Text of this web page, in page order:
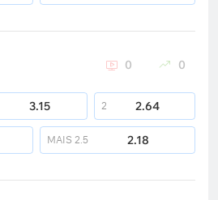
0 0
3.15 2 2.64
MAIS 2.5 2.18